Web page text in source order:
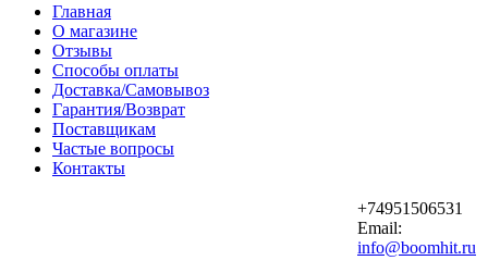
Главная
О магазине
Отзывы
Способы оплаты
Доставка/Самовывоз
Гарантия/Возврат
Поставщикам
Частые вопросы
Контакты
+74951506531
Email:
info@boomhit.ru